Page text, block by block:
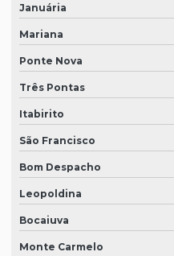
Januária
Mariana
Ponte Nova
Três Pontas
Itabirito
São Francisco
Bom Despacho
Leopoldina
Bocaiuva
Monte Carmelo